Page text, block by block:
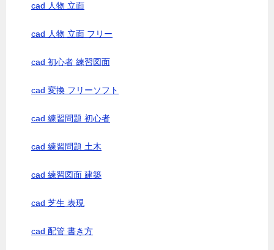
cad 人物 立面
cad 人物 立面 フリー
cad 初心者 練習図面
cad 変換 フリーソフト
cad 練習問題 初心者
cad 練習問題 土木
cad 練習図面 建築
cad 芝生 表現
cad 配管 書き方